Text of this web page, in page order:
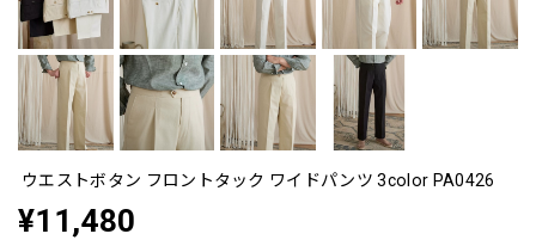
ウエストボタン フロントタック ワイドパンツ 3color PA0426
¥11,480